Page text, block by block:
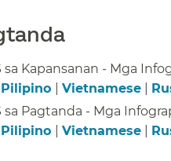
Kapansanan - Mga
Pilipino Vietnamese
Pagtanda - Mga
Pilipino Vietnamese